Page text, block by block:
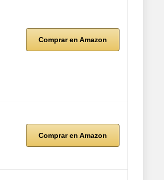
Comprar en Amazon
Comprar en Amazon